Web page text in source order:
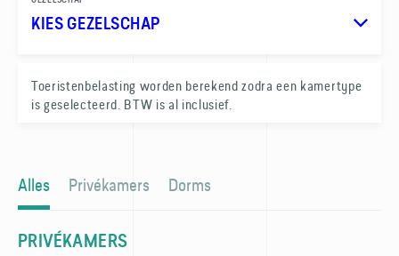
KIES GEZELSCHAP
1
Toeristen­belasting worden berekend zodra een kamer­type
is geselecteerd. BTW is al inclusief.
Alles Privékamers Dorms
PRIVÉKAMERS